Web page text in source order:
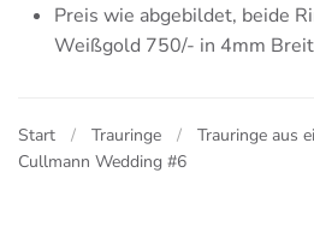
Preis wie abgebildet, beide
Weißgold 750/- in 4mm
Start Trauringe
Trauringe aus
Cullmann Wedding #6